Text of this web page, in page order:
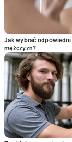
Jak wybrać
mężczyzn?